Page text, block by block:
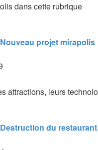
dans cette rubrique
projet mirapolis
attractions, leurs
du